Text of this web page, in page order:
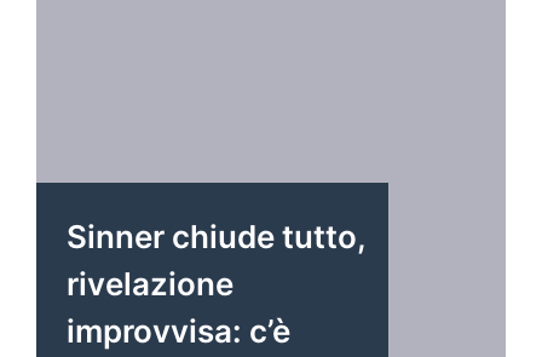
Sinner chiude tutto,
rivelazione
improvvisa: c’è